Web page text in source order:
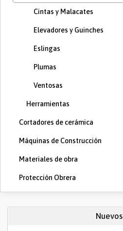
Cintas y Malacates
Elevadores y Guinches
Eslingas
Plumas
Ventosas
Herramientas
Cortadores de cerámica
Máquinas de Construcción
Materiales de obra
Protección Obrera
Nuevos